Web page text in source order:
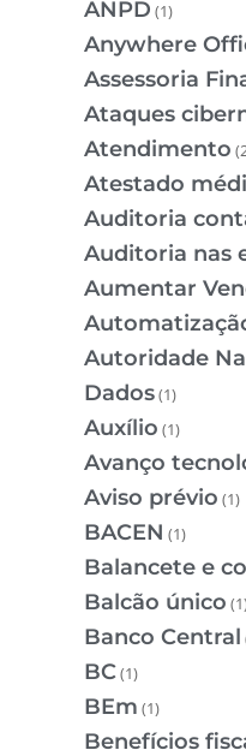
ANPD (1)
Anywhere
Assessoria
Ataques
Atendimento
Atestado
Auditoria
Auditoria nas
Aumentar
Autoridade
Dados(1)
Auxílio (1)
Avanço
Aviso prévio (1)
BACEN (1)
Balancete e
Balcão único
Banco Central
BC(1)
BEm (1)
Benefícios